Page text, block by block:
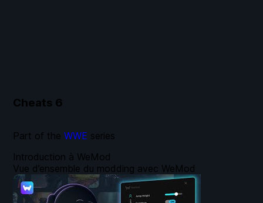
Cheats 6
Introduction à WeMod
Vue d’ensemble du modding avec WeMod
Part of the WWE series